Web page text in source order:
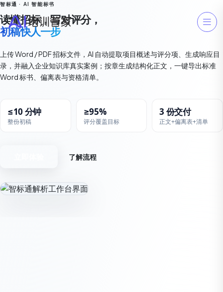
智标通 · AI 智能标书
读懂招标，写对评分，
初稿快人一步
上传 Word / PDF 招标文件，AI 自动提取项目概述与评分项、生成响应目
录，并融入企业知识库真实案例；按章生成结构化正文，一键导出标准
Word 标书、偏离表与资格清单。
≤10 分钟
整份初稿
≥95%
评分覆盖目标
3 份交付
正文+偏离表+清单
了解流程